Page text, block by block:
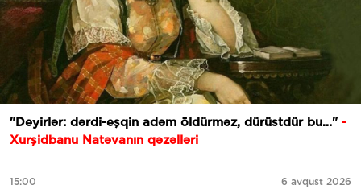
"Deyirlər: dərdi-eşqin adəm öldürməz, dürüstdür bu..." -
Xurşidbanu Natəvanın qəzəlləri
15:00 6 avqust 2026